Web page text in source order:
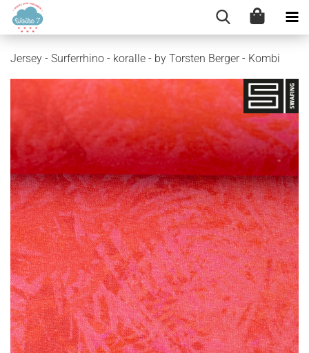
Jersey - Surferrhino - koralle - by Torsten Berger - Kombi